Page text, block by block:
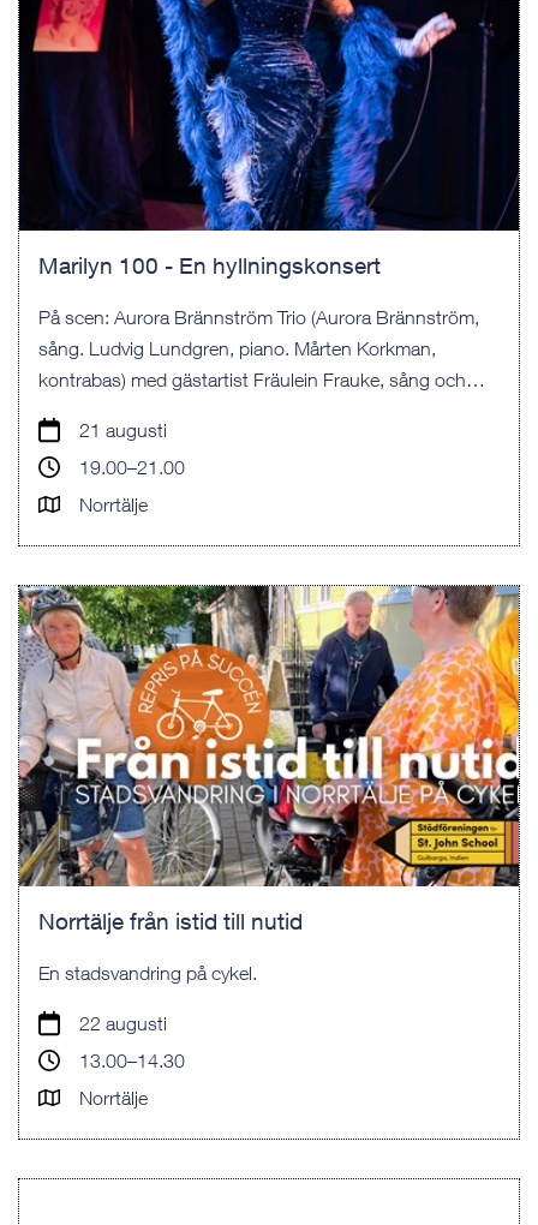
Marilyn 100 - En hyllningskonsert
På scen: Aurora Brännström Trio (Aurora Brännström,
sång. Ludvig Lundgren, piano. Mårten Korkman,
kontrabas) med gästartist Fräulein Frauke, sång och
21 augusti
19.00–21.00
Norrtälje
Norrtälje från istid till nutid
En stadsvandring på cykel.
22 augusti
13.00–14.30
Norrtälje